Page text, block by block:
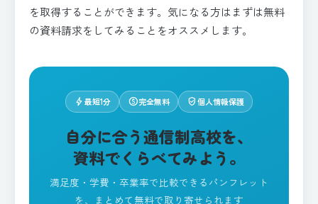
を取得することができます。気になる方はまずは無料
の資料請求をしてみることをオススメします。
bolt最短1分 paid完全無料 verified_user個人情報保護
自分に合う通信制高校を、
資料でくらべてみよう。
満足度・学費・卒業率で比較できるパンフレット
を、まとめて無料で取り寄せられます